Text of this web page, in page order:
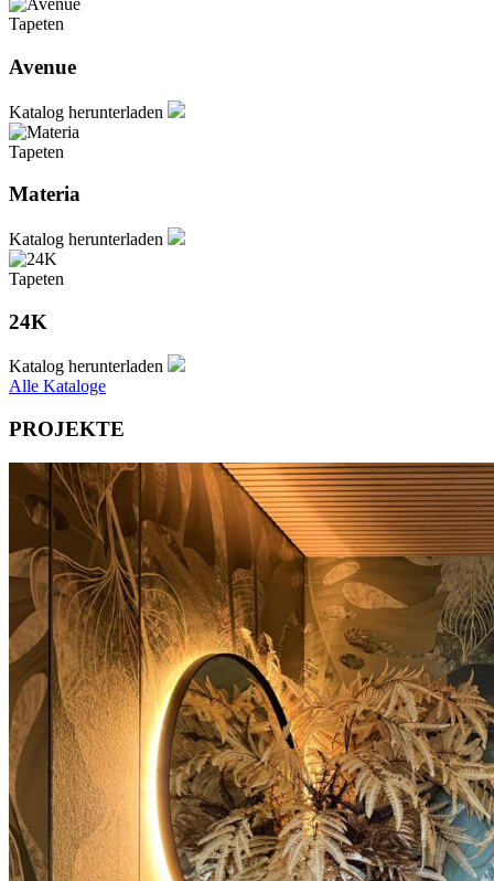
Tapeten
Avenue
Katalog herunterladen
Tapeten
Materia
Katalog herunterladen
Tapeten
24K
Katalog herunterladen
Alle Kataloge
PROJEKTE